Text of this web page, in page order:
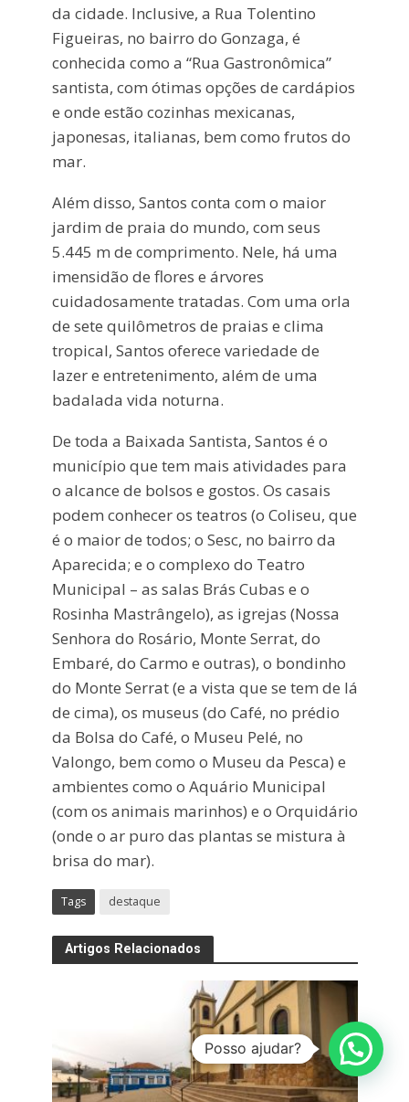
da cidade. Inclusive, a Rua Tolentino
Figueiras, no bairro do Gonzaga, é
conhecida como a “Rua Gastronômica”
santista, com ótimas opções de cardápios
e onde estão cozinhas mexicanas,
japonesas, italianas, bem como frutos do
mar.
Além disso, Santos conta com o maior
jardim de praia do mundo, com seus
5.445 m de comprimento. Nele, há uma
imensidão de flores e árvores
cuidadosamente tratadas. Com uma orla
de sete quilômetros de praias e clima
tropical, Santos oferece variedade de
lazer e entretenimento, além de uma
badalada vida noturna.
De toda a Baixada Santista, Santos é o
município que tem mais atividades para
o alcance de bolsos e gostos. Os casais
podem conhecer os teatros (o Coliseu, que
é o maior de todos; o Sesc, no bairro da
Aparecida; e o complexo do Teatro
Municipal – as salas Brás Cubas e o
Rosinha Mastrângelo), as igrejas (Nossa
Senhora do Rosário, Monte Serrat, do
Embaré, do Carmo e outras), o bondinho
do Monte Serrat (e a vista que se tem de lá
de cima), os museus (do Café, no prédio
da Bolsa do Café, o Museu Pelé, no
Valongo, bem como o Museu da Pesca) e
ambientes como o Aquário Municipal
(com os animais marinhos) e o Orquidário
(onde o ar puro das plantas se mistura à
brisa do mar).
Tags destaque
Artigos Relacionados
Posso ajudar?